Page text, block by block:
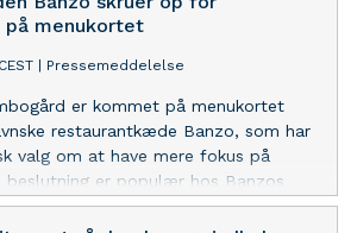
Aarstiderne i en central rolle er
menukortet
Pressemeddelelse
er kommet på menukortet
restaurantkæde Banzo, som har
valg om at have mere fokus på
beslutning er populær hos Banzos
retter med oksekød er denne